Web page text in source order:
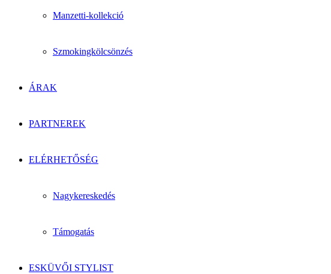
Manzetti-kollekció
Szmokingkölcsönzés
ÁRAK
PARTNEREK
ELÉRHETŐSÉG
Nagykereskedés
Támogatás
ESKÜVŐI STYLIST